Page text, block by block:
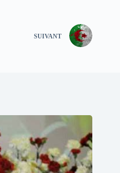
SUIVANT